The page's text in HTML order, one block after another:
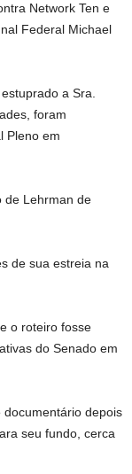
Network Ten e
Federal Michael
a Sra.
foram
Pleno em
de Lehrman de
de sua estreia na
o roteiro fosse
do Senado em
documentário depois
seu fundo, cerca